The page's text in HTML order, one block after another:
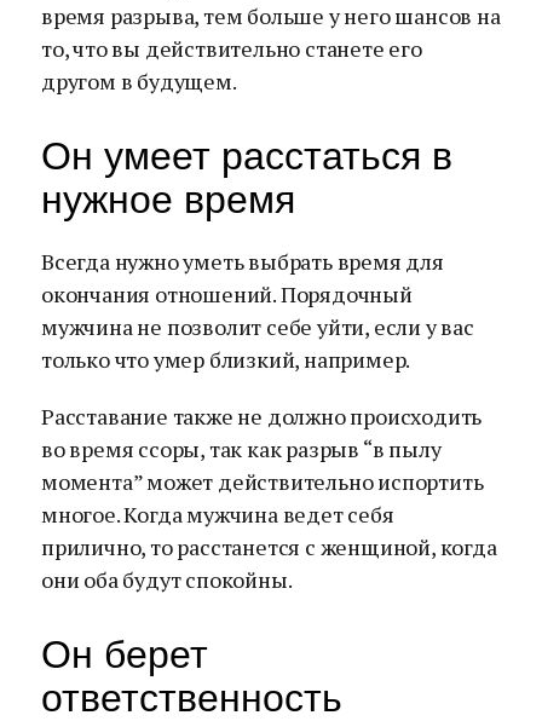
время разрыва, тем больше у него шансов на
то, что вы действительно станете его
другом в будущем.
Он умеет расстаться в
нужное время
Всегда нужно уметь выбрать время для
окончания отношений. Порядочный
мужчина не позволит себе уйти, если у вас
только что умер близкий, например.
Расставание также не должно происходить
во время ссоры, так как разрыв “в пылу
момента” может действительно испортить
многое. Когда мужчина ведет себя
прилично, то расстанется с женщиной, когда
они оба будут спокойны.
Он берет
ответственность